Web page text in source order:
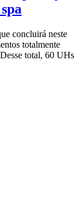
concluirá neste
totalmente
total, 60 UHs